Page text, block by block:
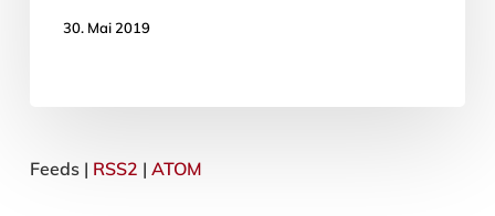
30. Mai 2019
Feeds | RSS2 | ATOM